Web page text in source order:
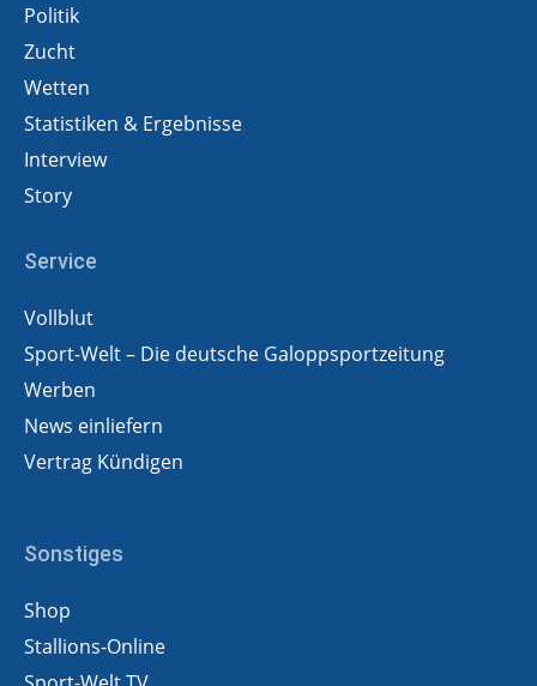
Politik
Zucht
Wetten
Statistiken & Ergebnisse
Interview
Story
Service
Vollblut
Sport-Welt – Die deutsche Galoppsportzeitung
Werben
News einliefern
Vertrag Kündigen
Sonstiges
Shop
Stallions-Online